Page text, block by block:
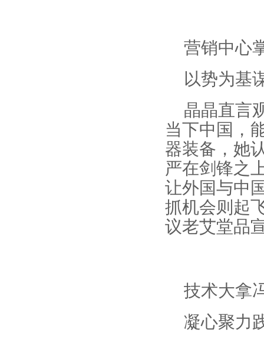
营销中心
以势为基
晶晶直言
当下中国，
器装备，她
严在剑锋之
让外国与中
抓机会则起
议老艾堂品
技术大拿
凝心聚力